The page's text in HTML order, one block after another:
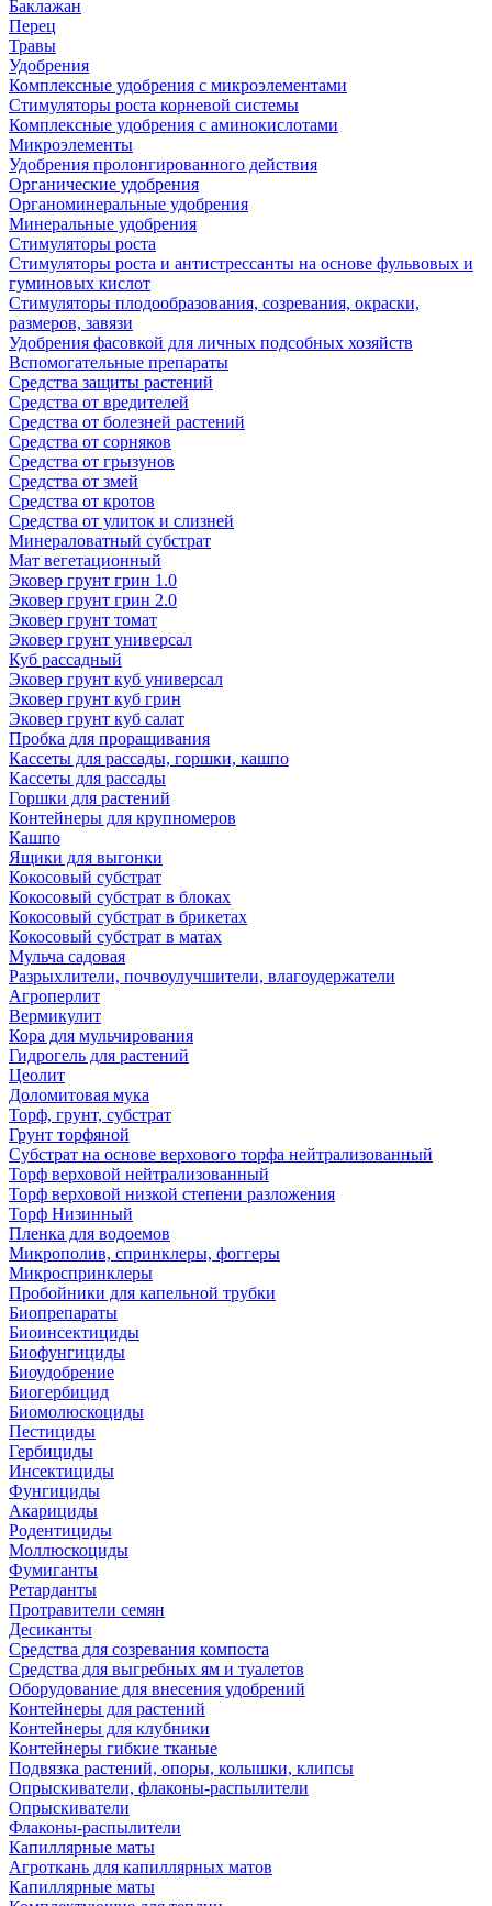
Баклажан
Перец
Травы
Удобрения
Комплексные удобрения с микроэлементами
Стимуляторы роста корневой системы
Комплексные удобрения с аминокислотами
Микроэлементы
Удобрения пролонгированного действия
Органические удобрения
Органоминеральные удобрения
Минеральные удобрения
Стимуляторы роста
Стимуляторы роста и антистрессанты на основе фульвовых и
гуминовых кислот
Стимуляторы плодообразования, созревания, окраски,
размеров, завязи
Удобрения фасовкой для личных подсобных хозяйств
Вспомогательные препараты
Средства защиты растений
Средства от вредителей
Средства от болезней растений
Средства от сорняков
Средства от грызунов
Средства от змей
Средства от кротов
Средства от улиток и слизней
Минераловатный субстрат
Мат вегетационный
Эковер грунт грин 1.0
Эковер грунт грин 2.0
Эковер грунт томат
Эковер грунт универсал
Куб рассадный
Эковер грунт куб универсал
Эковер грунт куб грин
Эковер грунт куб салат
Пробка для проращивания
Кассеты для рассады, горшки, кашпо
Кассеты для рассады
Горшки для растений
Контейнеры для крупномеров
Кашпо
Ящики для выгонки
Кокосовый субстрат
Кокосовый субстрат в блоках
Кокосовый субстрат в брикетах
Кокосовый субстрат в матах
Мульча садовая
Разрыхлители, почвоулучшители, влагоудержатели
Агроперлит
Вермикулит
Кора для мульчирования
Гидрогель для растений
Цеолит
Доломитовая мука
Торф, грунт, субстрат
Грунт торфяной
Субстрат на основе верхового торфа нейтрализованный
Торф верховой нейтрализованный
Торф верховой низкой степени разложения
Торф Низинный
Пленка для водоемов
Микрополив, спринклеры, фоггеры
Микроспринклеры
Пробойники для капельной трубки
Биопрепараты
Биоинсектициды
Биофунгициды
Биоудобрение
Биогербицид
Биомолюскоциды
Пестициды
Гербициды
Инсектициды
Фунгициды
Акарициды
Родентициды
Моллюскоциды
Фумиганты
Ретарданты
Протравители семян
Десиканты
Средства для созревания компоста
Средства для выгребных ям и туалетов
Оборудование для внесения удобрений
Контейнеры для растений
Контейнеры для клубники
Контейнеры гибкие тканые
Подвязка растений, опоры, колышки, клипсы
Опрыскиватели, флаконы-распылители
Опрыскиватели
Флаконы-распылители
Капиллярные маты
Агроткань для капиллярных матов
Капиллярные маты